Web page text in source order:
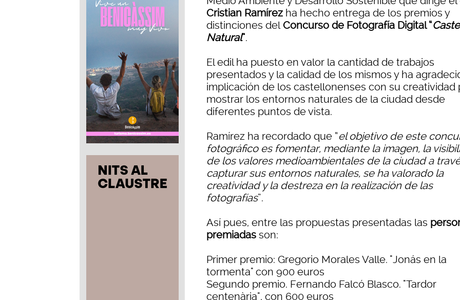
Cristian Ramírez ha hecho entrega de los premios y
distinciones delConcurso de Fotografía Digital “
Natural”.
El edil ha puesto en valor la cantidad de trabajos
presentados y la calidad de los mismos y ha
implicación de los castellonenses con su creatividad
mostrar los entornos naturales de la ciudad desde
diferentes puntos de vista.
Ramírez ha recordado que “el objetivo de este
fotográfico es fomentar, mediante la imagen, la
de los valores medioambientales de la ciudad a
capturar sus entornos naturales, se ha valorado la
creatividad y la destreza en la realización de las
fotografías”.
Así pues, entre las propuestas presentadas las
premiadas son:
Primer premio: Gregorio Morales Valle. "Jonás en la
tormenta" con 900 euros
Segundo premio. Fernando Falcó Blasco. "Tardor
centenària", con 600 euros